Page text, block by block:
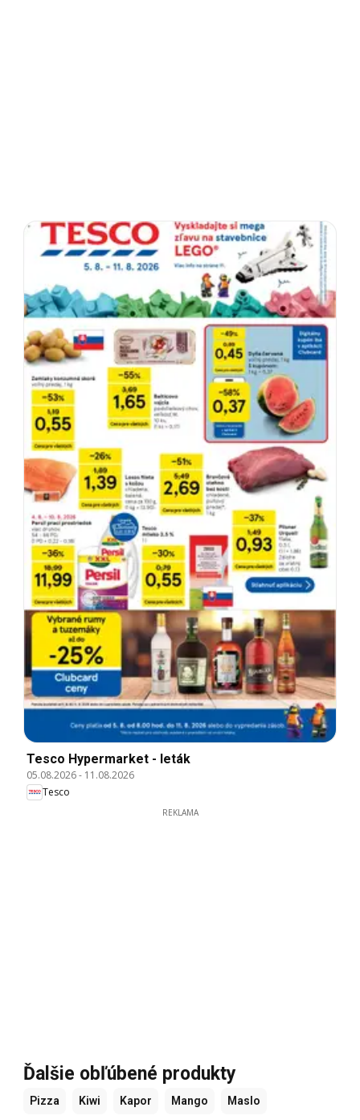
Tesco Hypermarket - leták
05.08.2026- 11.08.2026
Tesco
REKLAMA
Ďalšie obľúbené produkty
Pizza Kiwi Kapor Mango Maslo